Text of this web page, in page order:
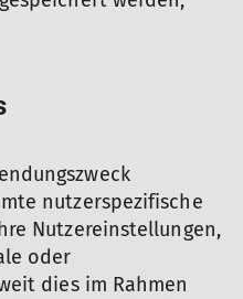
nutzerspezifische
Nutzereinstellungen,
oder
dies im Rahmen